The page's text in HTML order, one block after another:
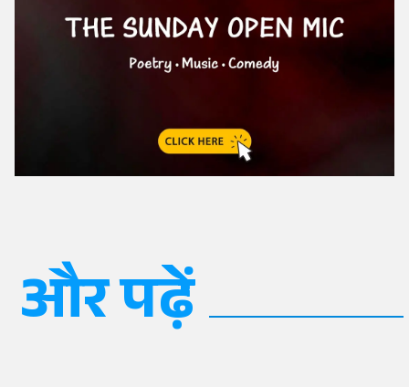
और पढ़ें